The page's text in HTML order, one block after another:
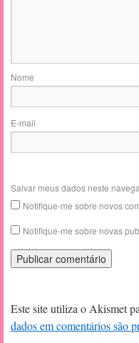
Nome
E-mail
Salvar meus dados neste
Notifique-me sobre novos
Notifique-me sobre novas
Este site utiliza o Akismet
dados em comentários são